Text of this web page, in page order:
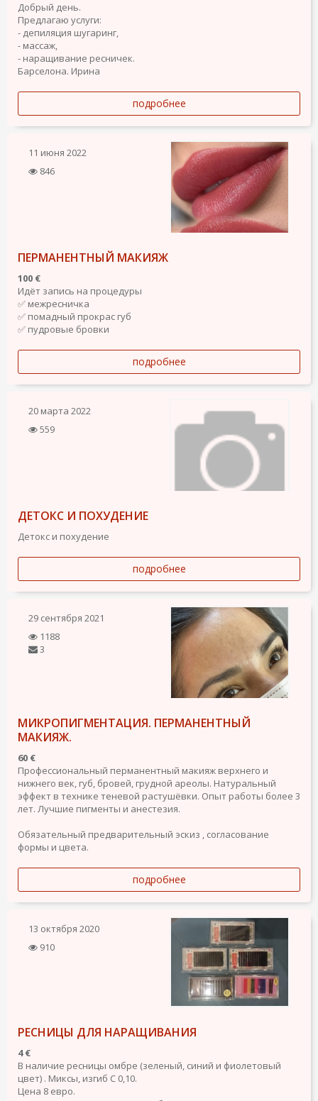
Добрый день.
Предлагаю услуги:
- депиляция шугаринг,
- массаж,
- наращивание ресничек.
Барселона. Ирина
подробнее
11 июня 2022
846
ПЕРМАНЕНТНЫЙ МАКИЯЖ
100 €
Идёт запись на процедуры
✅ межресничка
✅ помадный прокрас губ
✅ пудровые бровки
подробнее
20 марта 2022
559
ДЕТОКС И ПОХУДЕНИЕ
Детокс и похудение
подробнее
29 сентября 2021
1188
3
МИКРОПИГМЕНТАЦИЯ. ПЕРМАНЕНТНЫЙ
МАКИЯЖ.
60 €
Профессиональный перманентный макияж верхнего и
нижнего век, губ, бровей, грудной ареолы. Натуральный
эффект в технике теневой растушёвки. Опыт работы более 3
лет. Лучшие пигменты и анестезия.
Обязательный предварительный эскиз , согласование
формы и цвета.
подробнее
13 октября 2020
910
РЕСНИЦЫ ДЛЯ НАРАЩИВАНИЯ
4 €
В наличие ресницы омбре (зеленый, синий и фиолетовый
цвет) . Миксы, изгиб С 0,10.
Цена 8 евро.